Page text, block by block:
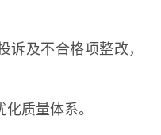
及不合格项整改，
质量体系。